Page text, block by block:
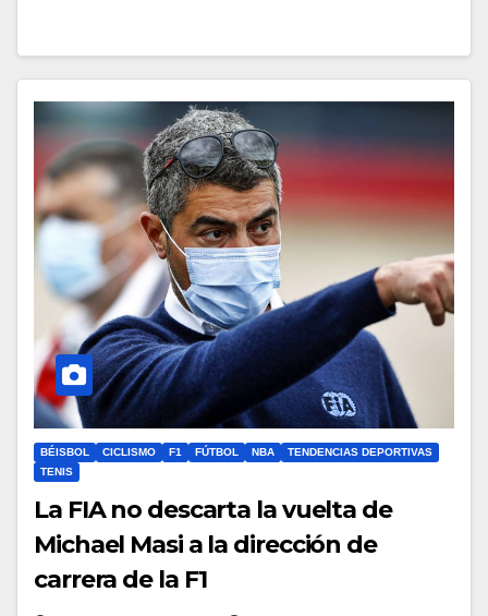
BÉISBOL CICLISMO F1 FÚTBOL NBA
TENDENCIAS DEPORTIVAS
TENIS
La FIA no descarta la vuelta de
Michael Masi a la dirección de
carrera de la F1